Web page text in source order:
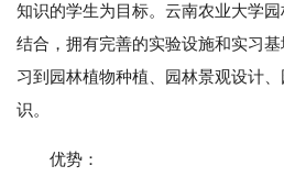
知识的学生为目标。云南农业大学
结合，拥有完善的实验设施和实习
习到园林植物种植、园林景观设计
识。
优势：